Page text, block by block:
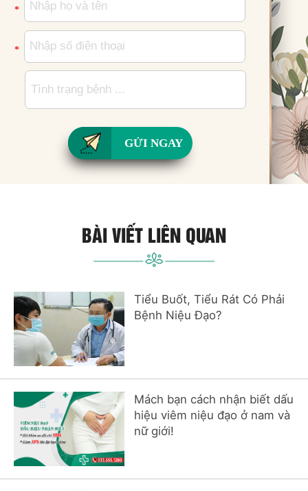
*
*
GỬI NGAY
BÀI VIẾT LIÊN QUAN
Tiểu Buốt, Tiểu Rát Có Phải
Bệnh Niệu Đạo?
Mách bạn cách nhận biết dấu
hiệu viêm niệu đạo ở nam và
nữ giới!